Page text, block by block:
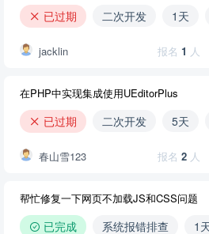
已过期 二次开发 1天
jacklin 报名 1 人
在PHP中实现集成使用UEditorPlus
已过期 二次开发 5天
春山雪123 报名 2 人
帮忙修复一下网页不加载JS和CSS问题
已完成 系统报错排查 1